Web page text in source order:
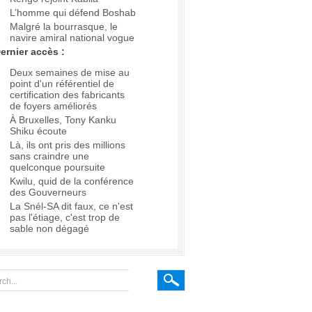
L’homme qui défend Boshab
Malgré la bourrasque, le
navire amiral national vogue
accès :
Deux semaines de mise au
point d'un référentiel de
certification des fabricants
de foyers améliorés
À Bruxelles, Tony Kanku
Shiku écoute
Là, ils ont pris des millions
sans craindre une
quelconque poursuite
Kwilu, quid de la conférence
des Gouverneurs
La Snél-SA dit faux, ce n'est
pas l'étiage, c'est trop de
sable non dégagé